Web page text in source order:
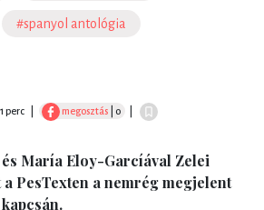
#spanyol antológia
perc megosztás | 0
María Eloy-Garcíával Zelei
PesTexten a nemrég megjelent